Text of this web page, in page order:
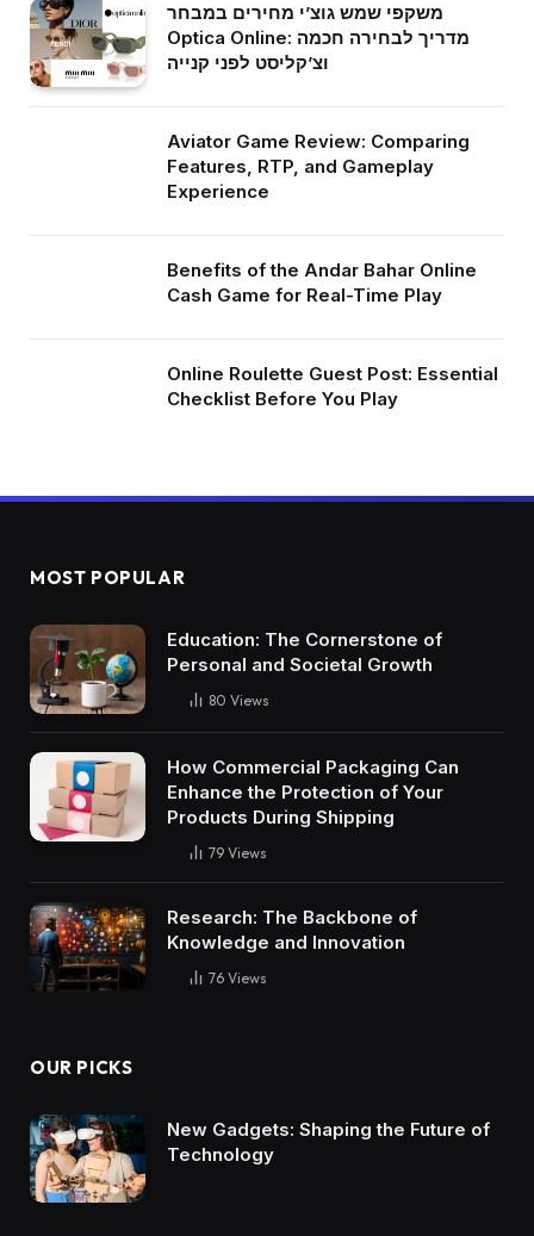
משקפי שמש גוצ’י מחירים במבחר
Optica Online: מדריך לבחירה חכמה
וצ’קליסט לפני קנייה
Aviator Game Review: Comparing
Features, RTP, and Gameplay
Experience
Benefits of the Andar Bahar Online
Cash Game for Real-Time Play
Online Roulette Guest Post: Essential
Checklist Before You Play
MOST POPULAR
Education: The Cornerstone of
Personal and Societal Growth
80 Views
How Commercial Packaging Can
Enhance the Protection of Your
Products During Shipping
79 Views
Research: The Backbone of
Knowledge and Innovation
76 Views
OUR PICKS
New Gadgets: Shaping the Future of
Technology